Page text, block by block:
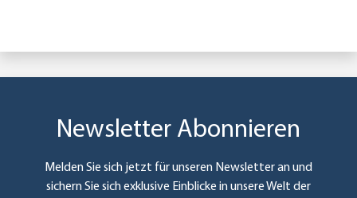
Newsletter Abonnieren
Melden Sie sich jetzt für unseren Newsletter an und
sichern Sie sich exklusive Einblicke in unsere Welt der